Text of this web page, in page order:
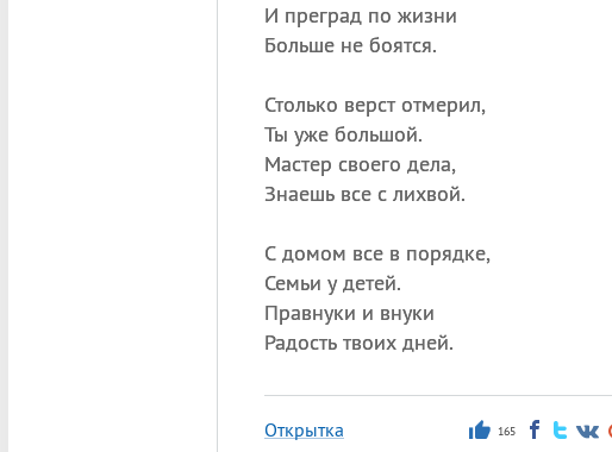
И преград по жизни
Больше не боятся.
Столько верст отмерил,
Ты уже большой.
Мастер своего дела,
Знаешь все с лихвой.
С домом все в порядке,
Семьи у детей.
Правнуки и внуки
Радость твоих дней.
Открытка 165